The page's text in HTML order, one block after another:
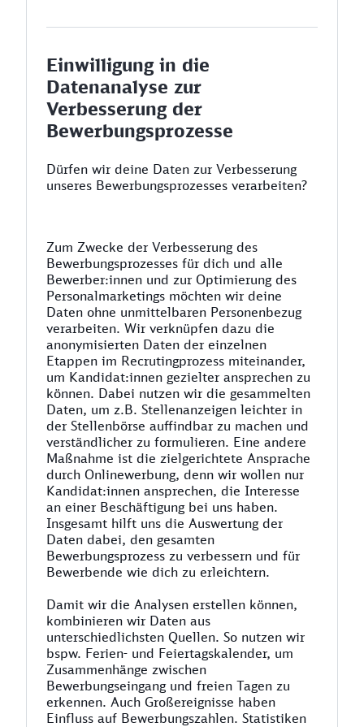
Einwilligung in die
Datenanalyse zur
Verbesserung der
Bewerbungsprozesse
Dürfen wir deine Daten zur Verbesserung
unseres Bewerbungsprozesses verarbeiten?
Zum Zwecke der Verbesserung des
Bewerbungsprozesses für dich und alle
Bewerber:innen und zur Optimierung des
Personalmarketings möchten wir deine
Daten ohne unmittelbaren Personenbezug
verarbeiten. Wir verknüpfen dazu die
anonymisierten Daten der einzelnen
Etappen im Recrutingprozess miteinander,
um Kandidat:innen gezielter ansprechen zu
können. Dabei nutzen wir die gesammelten
Daten, um z.B. Stellenanzeigen leichter in
der Stellenbörse auffindbar zu machen und
verständlicher zu formulieren. Eine andere
Maßnahme ist die zielgerichtete Ansprache
durch Onlinewerbung, denn wir wollen nur
Kandidat:innen ansprechen, die Interesse
an einer Beschäftigung bei uns haben.
Insgesamt hilft uns die Auswertung der
Daten dabei, den gesamten
Bewerbungsprozess zu verbessern und für
Bewerbende wie dich zu erleichtern.
Damit wir die Analysen erstellen können,
kombinieren wir Daten aus
unterschiedlichsten Quellen. So nutzen wir
bspw. Ferien- und Feiertagskalender, um
Zusammenhänge zwischen
Bewerbungseingang und freien Tagen zu
erkennen. Auch Großereignisse haben
Einfluss auf Bewerbungszahlen. Statistiken